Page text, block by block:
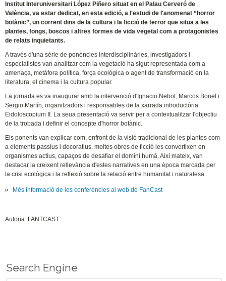
Institut Interuniversitari López Piñero situat en el Palau Cerveró de
València, va estar dedicat, en esta edició, a l'estudi de l'anomenat “horror
botànic”, un corrent dins de la cultura i la ficció de terror que situa a les
plantes, fongs, boscos i altres formes de vida vegetal com a protagonistes
de relats inquietants.
A través d'una sèrie de ponències interdisciplinàries, investigadors i
especialistes van analitzar com la vegetació ha sigut representada com a
amenaça, metàfora política, força ecològica o agent de transformació en la
literatura, el cinema i la cultura popular.
La jornada es va inaugurar amb la intervenció d'Ignacio Nebot, Marcos Bonet i
Sergio Martín, organitzadors i responsables de la xarrada introductòria
Eidoloscopium II. La seua presentació va servir per a contextualitzar l'objectiu
de la trobada i definir el concepte d'horror botànic.
Els ponents van explicar com, enfront de la visió tradicional de les plantes com
a elements passius i decoratius, moltes obres de ficció les convertixen en
organismes actius, capaços de desafiar el domini humà. Així mateix, van
destacar la creixent rellevància d'estes narratives en una època marcada per
la crisi ecològica i la reflexió sobre la relació entre humanitat i naturalesa.
Més informació de les conferències al web de FanCast
Autoria: FANTCAST
Search Engine